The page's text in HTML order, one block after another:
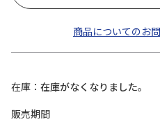
商品についてのお
在庫
在庫がなくなりました。
販売期間